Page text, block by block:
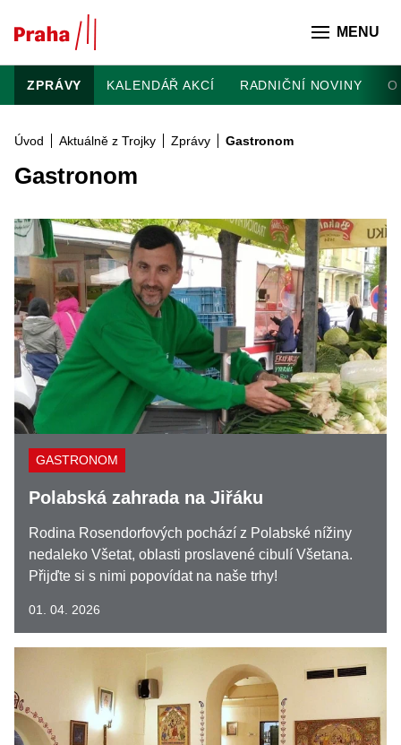
MENU
ZPRÁVY KALENDÁŘ AKCÍ RADNIČNÍ NOVINY O
Úvod Aktuálně z Trojky Zprávy Gastronom
Gastronom
GASTRONOM
Polabská zahrada na Jiřáku
Rodina Rosendorfových pochází z Polabské nížiny
nedaleko Všetat, oblasti proslavené cibulí Všetana.
Přijďte si s nimi popovídat na naše trhy!
01. 04. 2026